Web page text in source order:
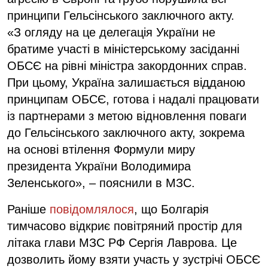
принципи Гельсінського заключного акту.
«З огляду на це делегація України не
братиме участі в міністерському засіданні
ОБСЄ на рівні міністра закордонних справ.
При цьому, Україна залишається відданою
принципам ОБСЄ, готова і надалі працювати
із партнерами з метою відновлення поваги
до Гельсінського заключного акту, зокрема
на основі втілення Формули миру
президента України Володимира
Зеленського», – пояснили в МЗС.
Раніше повідомлялося, що Болгарія
тимчасово відкриє повітряний простір для
літака глави МЗС РФ Сергія Лаврова. Це
дозволить йому взяти участь у зустрічі ОБСЄ